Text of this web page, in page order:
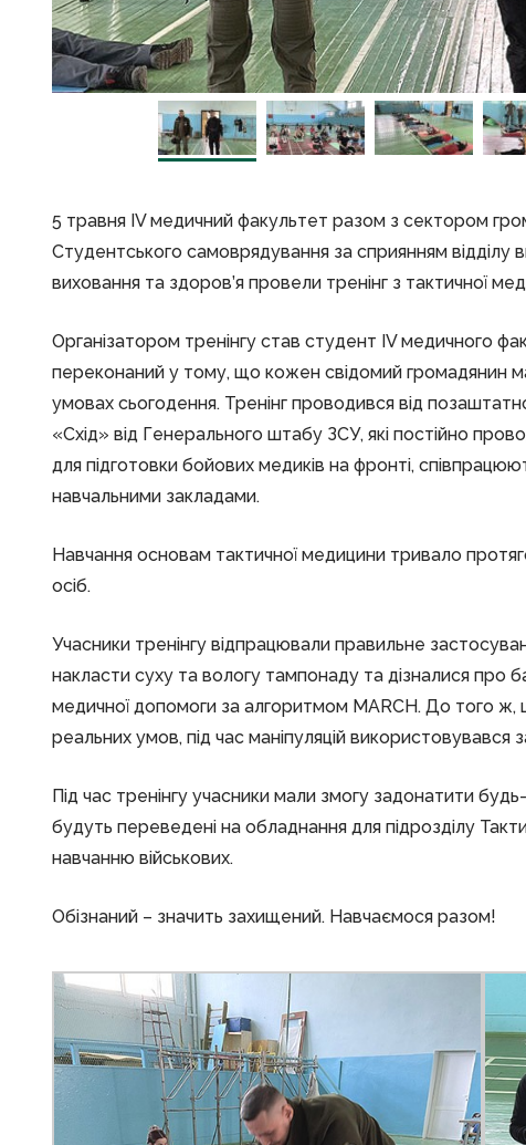
5 травня IV медичний факультет разом з сектором
Студентського самоврядування за сприянням відділу
виховання та здоров’я провели тренінг з тактичної
Організатором тренінгу став студент IV медичного
переконаний у тому, що кожен свідомий громадянин
умовах сьогодення. Тренінг проводився від
«Схід» від Генерального штабу ЗСУ, які постійно
для підготовки бойових медиків на фронті,
навчальними закладами.
Навчання основам тактичної медицини тривало
осіб.
Учасники тренінгу відпрацювали правильне
накласти суху та вологу тампонаду та дізналися про
медичної допомоги за алгоритмом MARCH. До того
реальних умов, під час маніпуляцій використовувався
Під час тренінгу учасники мали змогу задонатити
будуть переведені на обладнання для підрозділу
навчанню військових.
Обізнаний – значить захищений. Навчаємося разом!